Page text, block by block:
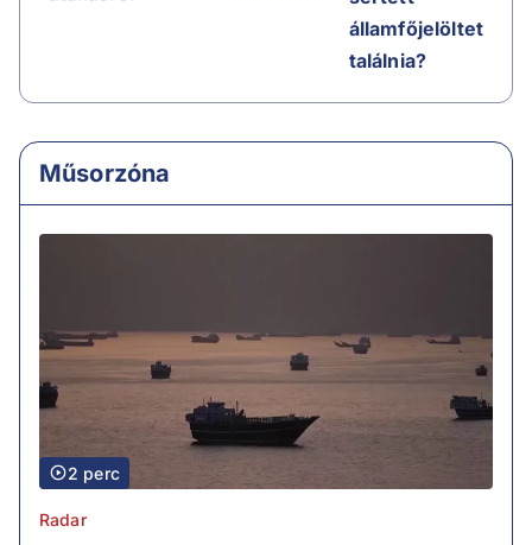
államfőjelöltet
találnia?
Műsorzóna
2 perc
Radar